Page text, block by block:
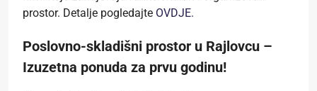
prostor. Detalje pogledajte OVDJE.
Poslovno-skladišni prostor u Rajlovcu –
Izuzetna ponuda za prvu godinu!